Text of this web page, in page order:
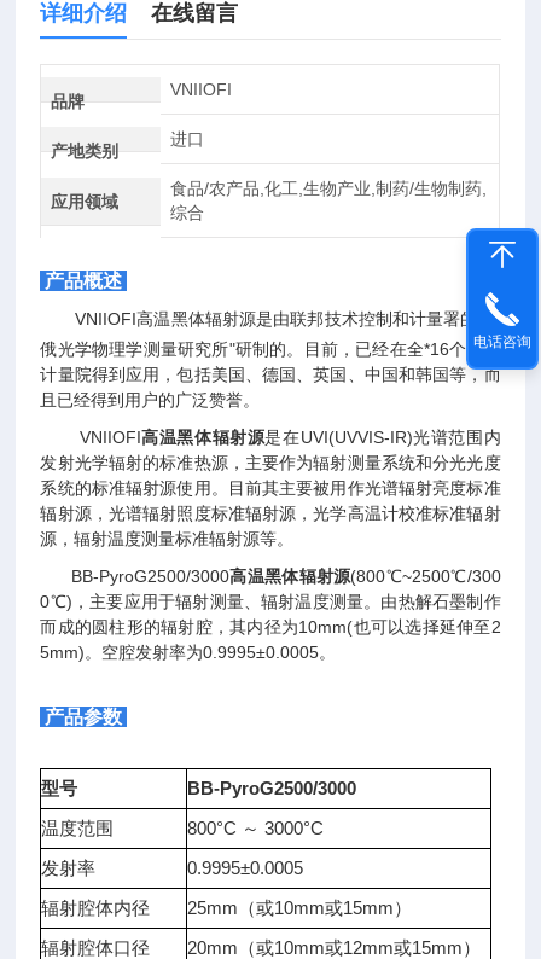
详细介绍 在线留言
品牌
VNIIOFI
产地类别
进口
应用领域
食品/农产品,化工,生物产业,制药/生物制药,
综合
产品概述
VNIIOFI高温黑体辐射源是由联邦技术控制和计量署的“全
俄光学物理学测量研究所"研制的。目前，已经在全*16个国家
计量院得到应用，包括美国、德国、英国、中国和韩国等，而
且已经得到用户的广泛赞誉。
VNIIOFI高温黑体辐射源是在UVI(UVVIS-IR)光谱范围内
发射光学辐射的标准热源，主要作为辐射测量系统和分光光度
系统的标准辐射源使用。目前其主要被用作光谱辐射亮度标准
辐射源，光谱辐射照度标准辐射源，光学高温计校准标准辐射
源，辐射温度测量标准辐射源等。
BB-PyroG2500/3000高温黑体辐射源(800℃~2500℃/300
0℃)，主要应用于辐射测量、辐射温度测量。由热解石墨制作
而成的圆柱形的辐射腔，其内径为10mm(也可以选择延伸至2
5mm)。空腔发射率为0.9995±0.0005。
产品参数
型号
BB-PyroG2500/3000
温度范围
800°C ～ 3000°C
发射率
0.9995±0.0005
辐射腔体内径
25mm（或10mm或15mm）
辐射腔体口径
20mm（或10mm或12mm或15mm）
电话咨询